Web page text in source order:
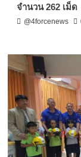
จำนวน 262 เม็ด
@4forcenews